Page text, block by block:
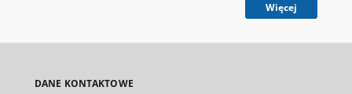
Więcej
DANE KONTAKTOWE